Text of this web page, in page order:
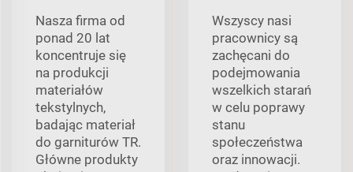
Nasza firma od
ponad 20 lat
koncentruje się
na produkcji
materiałów
tekstylnych,
badając materiał
do garniturów TR.
Główne produkty
Wszyscy nasi
pracownicy są
zachęcani do
podejmowania
wszelkich starań
w celu poprawy
stanu
społeczeństwa
oraz innowacji.